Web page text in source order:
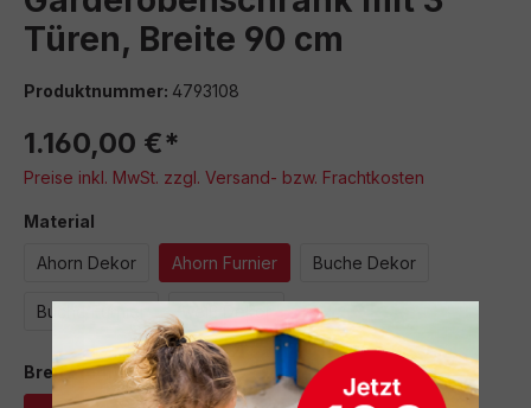
Türen, Breite 90 cm
Produktnummer: 4793108
1.160,00 €*
Preise inkl. MwSt. zzgl. Versand- bzw. Frachtkosten
Material
Ahorn Dekor Ahorn Furnier Buche Dekor
Buche Furnier weiß Dekor
Breite (cm)auswählen